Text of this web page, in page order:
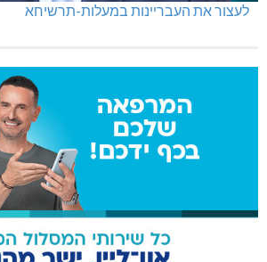
לעצור את העבריינות במעלות-תרשיחא